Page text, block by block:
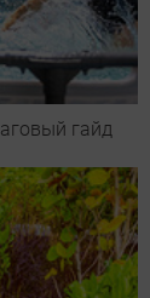
гайд